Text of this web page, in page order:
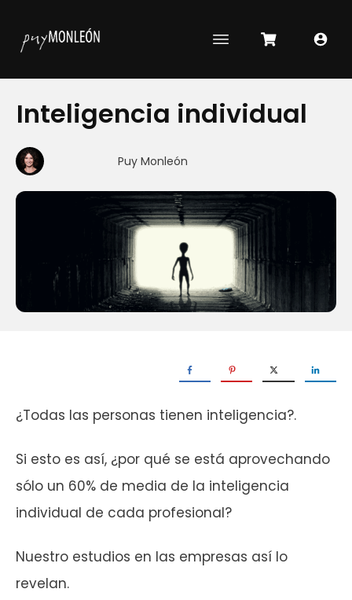
Inteligencia individual
Puy Monleón
¿Todas las personas tienen inteligencia?.
Si esto es así, ¿por qué se está aprovechando
sólo un 60% de media de la inteligencia
individual de cada profesional?
Nuestro estudios en las empresas así lo
revelan.